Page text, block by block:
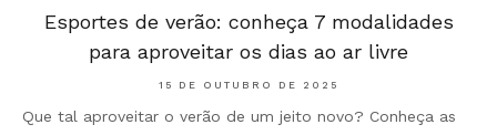
Esportes de verão: conheça 7 modalidades
para aproveitar os dias ao ar livre
15 DE OUTUBRO DE 2025
Que tal aproveitar o verão de um jeito novo? Conheça as